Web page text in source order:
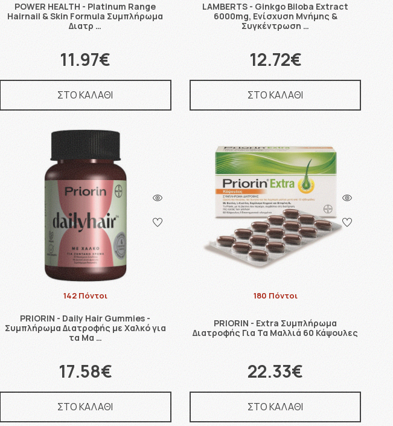
POWER HEALTH - Platinum Range
Hairnail & Skin Formula Συμπλήρωμα
Διατρ …
11.97€
ΣΤΟ ΚΑΛΑΘΙ
LAMBERTS - Ginkgo Biloba Extract
6000mg, Ενίσχυση Μνήμης &
Συγκέντρωση …
12.72€
ΣΤΟ ΚΑΛΑΘΙ
142 Πόντοι
PRIORIN - Daily Hair Gummies -
Συμπλήρωμα Διατροφής με Χαλκό για
τα Μα …
17.58€
ΣΤΟ ΚΑΛΑΘΙ
180 Πόντοι
PRIORIN - Extra Συμπλήρωμα
Διατροφής Για Τα Μαλλιά 60 Κάψουλες
22.33€
ΣΤΟ ΚΑΛΑΘΙ